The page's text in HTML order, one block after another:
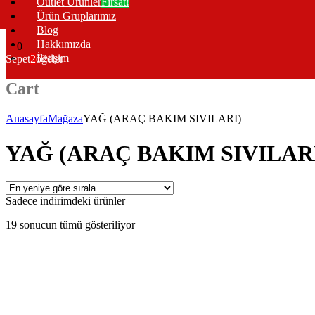
Ürün Gruplarımız
Blog
Hakkımızda
İletişim
0
Sepet2öğeler
Cart
AnasayfaMağazaYAĞ (ARAÇ BAKIM SIVILARI)
YAĞ (ARAÇ BAKIM
Sadece indirimdeki ürünler
19 sonucun tümü gösteriliyorEn